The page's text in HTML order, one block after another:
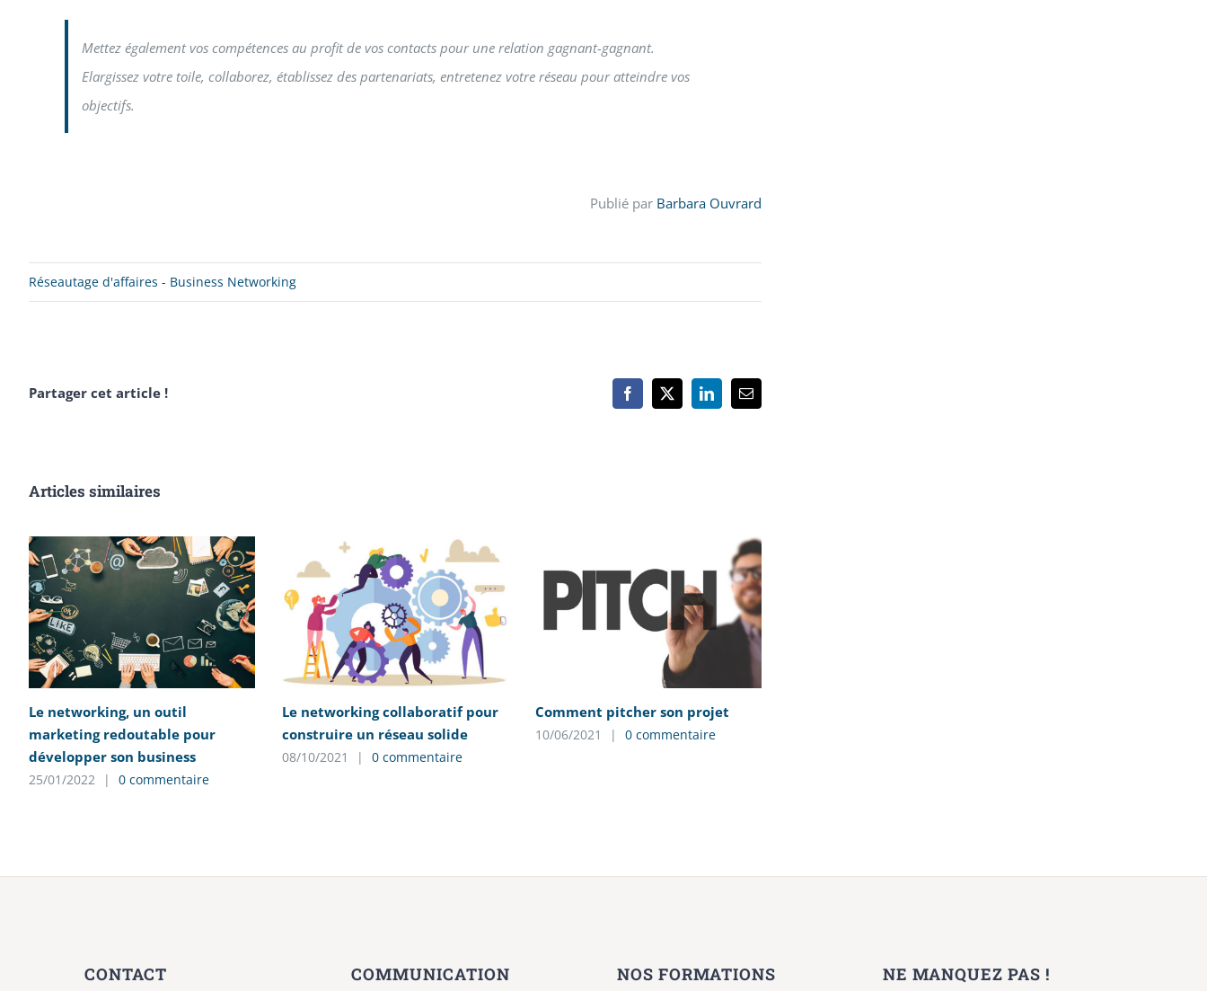
Mettez également vos compétences au profit de vos contacts pour une relation gagnant-gagnant.
Elargissez votre toile, collaborez, établissez des partenariats, entretenez votre réseau pour atteindre vos
objectifs.
Publié par Barbara Ouvrard
Réseautage d'affaires - Business Networking
Partager cet article ! Facebook
X LinkedInEmail
Articles similaires
Le networking, un outil
marketing redoutable pour
développer son business
25/01/2022 | 0 commentaire
Le networking collaboratif pour
construire un réseau solide
08/10/2021 | 0 commentaire
Comment pitcher son projet
10/06/2021 | 0 commentaire
CONTACT
COMMUNICATION
NOS FORMATIONS NE MANQUEZ PAS !